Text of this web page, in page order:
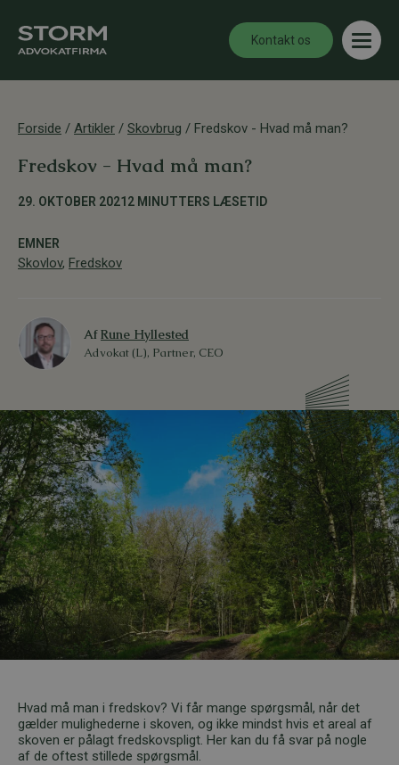
Kontakt os
Forside / Artikler / Skovbrug / Fredskov - Hvad må man?
Fredskov - Hvad må man?
29. OKTOBER 2021 2 MINUTTERS LÆSETID
EMNER
Skovlov, Fredskov
AfRune Hyllested
Advokat (L), Partner, CEO
Hvad må man i fredskov? Vi får mange spørgsmål, når det
gælder mulighederne i skoven, og ikke mindst hvis et areal af
skoven er pålagt fredskovspligt. Her kan du få svar på nogle
af de oftest stillede spørgsmål.